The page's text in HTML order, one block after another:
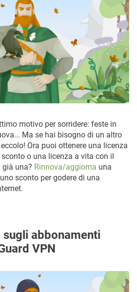
motivo per sorridere: feste in
Ma se hai bisogno di un altro
Ora puoi ottenere una licenza
o una licenza a vita con il
già una? Rinnova/aggiorna una
sconto per godere di una
sugli abbonamenti
VPN